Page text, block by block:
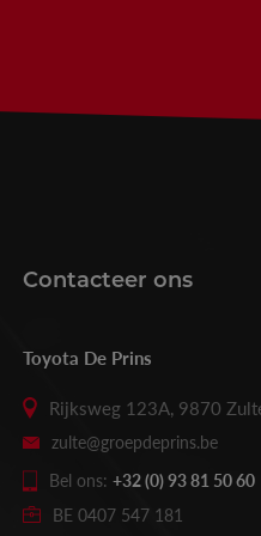
Contacteer ons
Toyota De Prins
Rijksweg 123A, 9870
zulte@groepdeprins.be
Bel ons: +32 (0) 93 81 50 60
BE 0407 547 181